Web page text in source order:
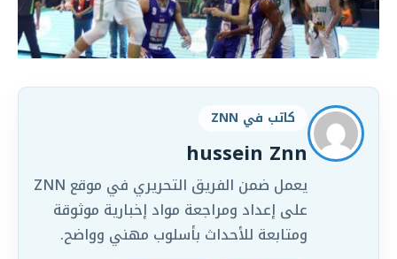
كاتب في ZNN
hussein Znn
يعمل ضمن الفريق التحريري في موقع ZNN
على إعداد ومراجعة مواد إخبارية موثوقة
ومتابعة للأحداث بأسلوب مهني وواضح.